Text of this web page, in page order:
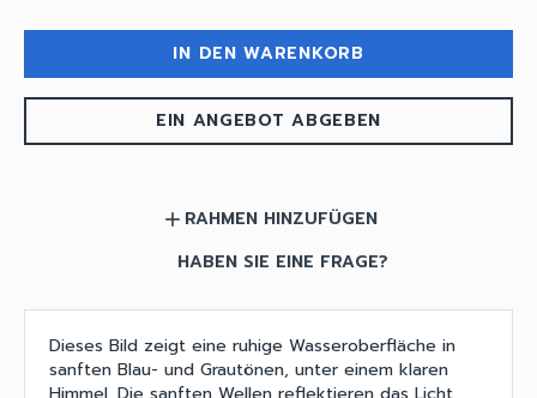
IN DEN WARENKORB
EIN ANGEBOT ABGEBEN
add RAHMEN HINZUFÜGEN
HABEN SIE EINE FRAGE?
Dieses Bild zeigt eine ruhige Wasseroberfläche in
sanften Blau- und Grautönen, unter einem klaren